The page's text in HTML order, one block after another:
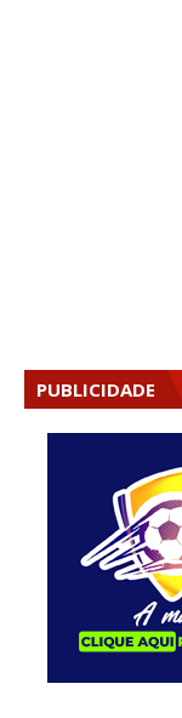
PUBLICIDADE